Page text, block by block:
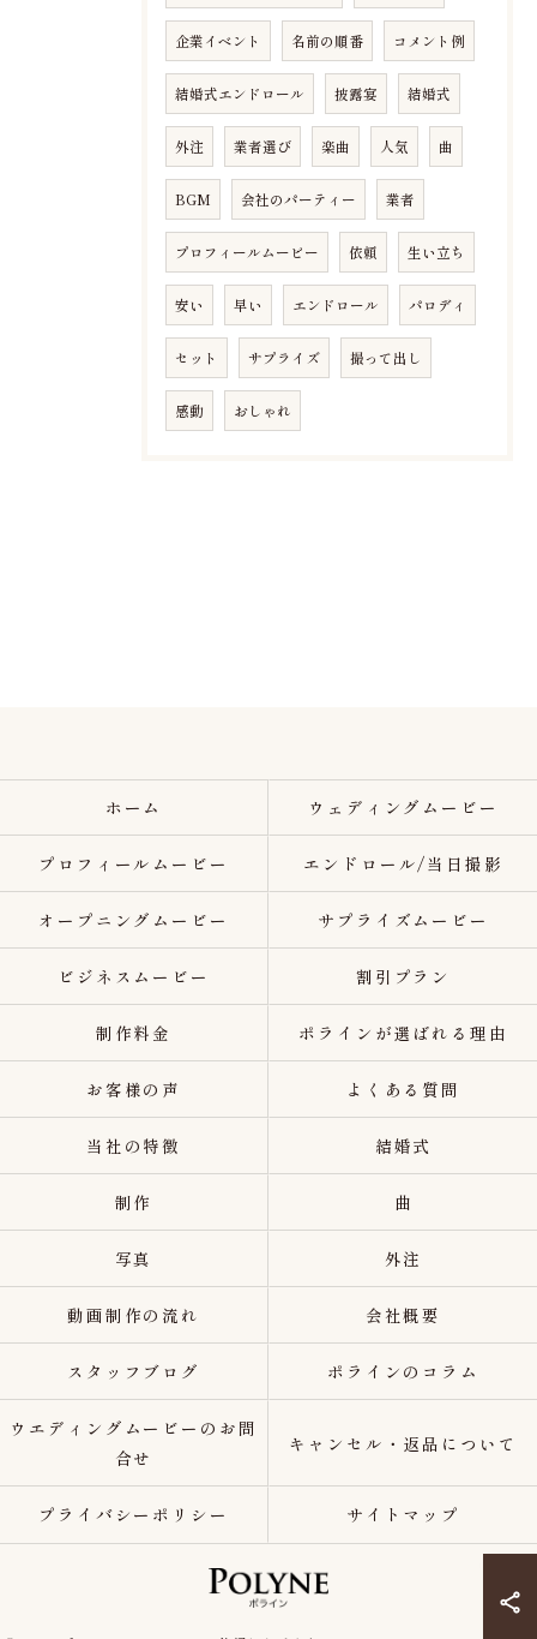
企業イベント 名前の順番 コメント例
結婚式エンドロール 披露宴 結婚式
外注 業者選び 楽曲 人気 曲
BGM 会社のパーティー 業者
プロフィールムービー 依頼 生い立ち
安い 早い エンドロール パロディ
セット サプライズ 撮って出し
感動 おしゃれ
ホーム ウェディングムービー
プロフィールムービー エンドロール/当日撮影
オープニングムービー サプライズムービー
ビジネスムービー 割引プラン
制作料金 ポラインが選ばれる理由
お客様の声 よくある質問
当社の特徴 結婚式
制作 曲
写真 外注
動画制作の流れ 会社概要
スタッフブログ ポラインのコラム
ウエディングムービーのお問
合せ
キャンセル・返品について
プライバシーポリシー サイトマップ